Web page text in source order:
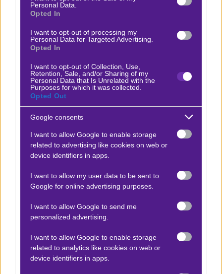
Personal Data.
Opted In
I want to opt-out of processing my
Personal Data for Targeted Advertising.
Opted In
I want to opt-out of Collection, Use,
Retention, Sale, and/or Sharing of my
Personal Data that Is Unrelated with the
Purposes for which it was collected.
Opted Out
Google consents
I want to allow Google to enable storage
related to advertising like cookies on web or
device identifiers in apps.
I want to allow my user data to be sent to
Google for online advertising purposes.
I want to allow Google to send me
personalized advertising.
I want to allow Google to enable storage
related to analytics like cookies on web or
device identifiers in apps.
μια έδρα που τον Δεκέμβριο έχασε 2-0 σχεδόν χωρίς να
κάνει φάση. Η Sabah δεν έχει κανένα κίνητρο να
διευκολύνει την ιστορική της αντίπαλο, ίσα-ίσα που
μέσω αυτών των αγώνων προσπαθεί να ανεβάσει το
ξαφνικά ομαδάρα μ’ έναν τίτλο. Στο ματς εμπλέκονται
οι τέσσερις πρώτοι σκόρερς της λίγκας! Εσείς τι λέτε,
πόσες είναι οι πιθανότητες να λήξει 0-0;
αμφίσκορο αξίζει σε απόδοση
στη Fonbet.
Δείτε με ένα κλικ τις καλύτερες προσφορές της ημέρας
Ο Αργύρης Παγαρτάνης προτείνει:
Γκανγβόν - Ουλσάν Χιουντάι
Νότια Κορέα 17.05.2026|13:00
2 (+0,25 AH)
1.90